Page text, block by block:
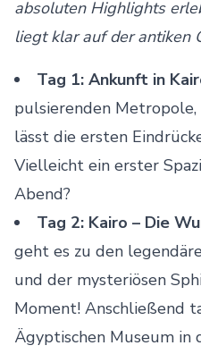
absoluten Highlights
liegt klar auf der antiken
Tag 1: Ankunft in
pulsierenden
lässt die ersten
Vielleicht ein erster
Abend?
Tag 2: Kairo – Die
geht es zu den
und der mysteriösen
Moment! Anschließend
Ägyptischen Museum in